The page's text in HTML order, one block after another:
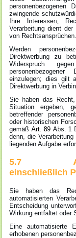
zwingende
Ihre Interessen,
Verarbeitung dient
von Rechtsansprüchen.
Werden
Direktwerbung zu
Widerspruch
einzulegen; dies gilt
Direktwerbung in
Sie haben das
Situation ergeben,
betreffender
oder historischen
gemäß Art. 89 Abs. 1
denn, die
liegenden Aufgabe
5.7
einschließlich
Sie haben das
automatisierten
Entscheidung
Wirkung entfaltet oder
Eine automatisierte
erhobenen